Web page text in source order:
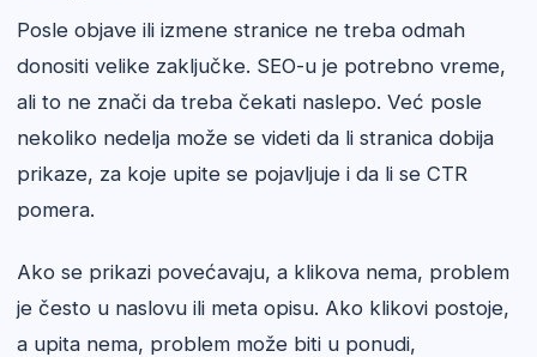
Posle objave ili izmene stranice ne treba odmah
donositi velike zaključke. SEO-u je potrebno vreme,
ali to ne znači da treba čekati naslepo. Već posle
nekoliko nedelja može se videti da li stranica dobija
prikaze, za koje upite se pojavljuje i da li se CTR
pomera.
Ako se prikazi povećavaju, a klikova nema, problem
je često u naslovu ili meta opisu. Ako klikovi postoje,
a upita nema, problem može biti u ponudi,